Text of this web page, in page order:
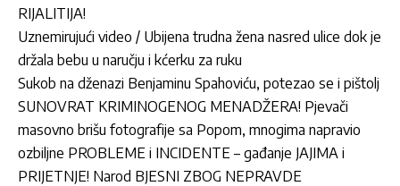
RIJALITIJA!
Uznemirujući video / Ubijena trudna žena nasred ulice dok je
držala bebu u naručju i kćerku za ruku
Sukob na dženazi Benjaminu Spahoviću, potezao se i pištolj
SUNOVRAT KRIMINOGENOG MENADŽERA! Pjevači
masovno brišu fotografije sa Popom, mnogima napravio
ozbiljne PROBLEME i INCIDENTE – gađanje JAJIMA i
PRIJETNJE! Narod BJESNI ZBOG NEPRAVDE